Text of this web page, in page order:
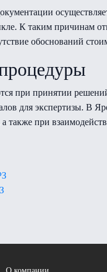
К таким причинам
обоснований
при принятии
для экспертизы. В
при